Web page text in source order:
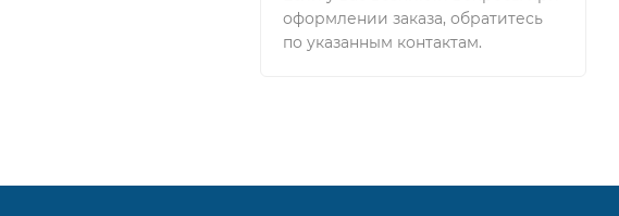
оформлении заказа, обратитесь
по указанным контактам.